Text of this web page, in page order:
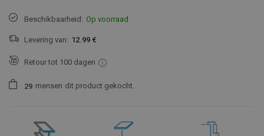
Beschikbaarheid: Op voorraad
Levering van: 12.99 €
Retour tot 100 dagen
29 mensen dit product gekocht.